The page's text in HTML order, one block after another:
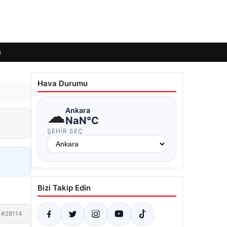
#28114
Hava Durumu
☁Ankara
NaN°C
ŞEHIR SEÇ
Bizi Takip Edin